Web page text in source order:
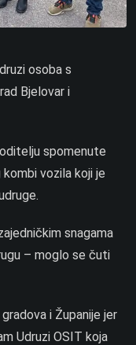
osoba s
Bjelovar i
spomenute
vozila koji je
snagama
– moglo se čuti
i Županije jer
Udruzi OSIT koja